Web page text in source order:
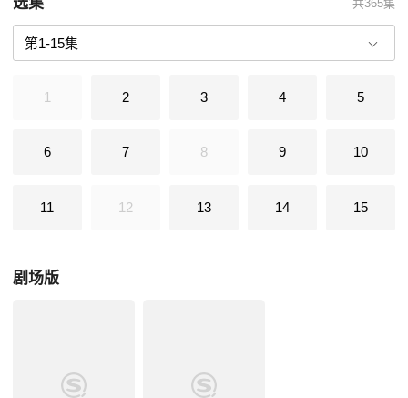
共365集
1 2 3 4 5
6 7 8 9 10
11 12 13 14 15
剧场版